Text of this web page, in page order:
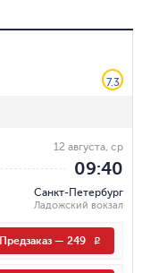
7.3
12 августа, ср
09:40
Санкт-Петербург
Ладожский вокзал
Предзаказ — 249 R